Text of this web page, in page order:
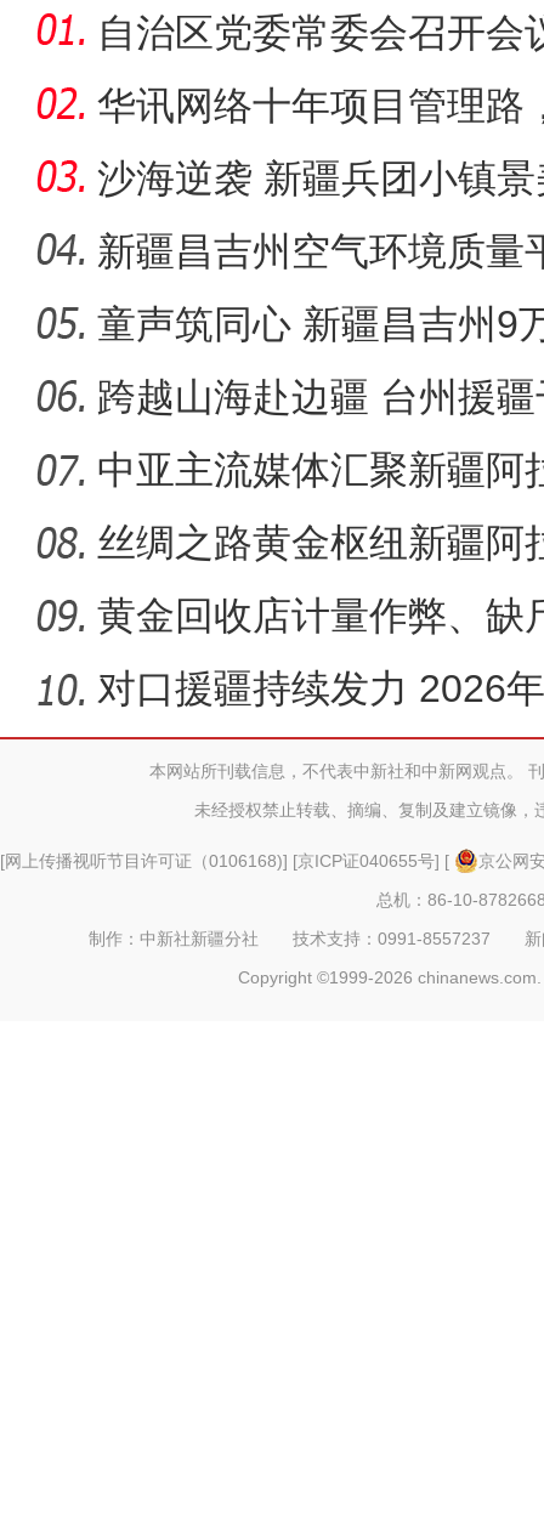
自治区党委常委会召开会
华讯网络十年项目管理路
中的“
沙海逆袭 新疆兵团小镇
新疆昌吉州空气环境质量
测记录
童声筑同心 新疆昌吉州9
唱给你
跨越山海赴边疆 台州援
能受援地
中亚主流媒体汇聚新疆阿
丝绸之路黄金枢纽新疆阿
中心
黄金回收店计量作弊、缺
通报
对口援疆持续发力 2026
航包机抵
本网站所刊载信息，不代表中新社和中新网观点。
未经授权禁止转载、摘编、复制及建立镜像，
[网上传播视听节目许可证（0106168)] [京ICP证040655号] [
京公网
总机：86-10-
制作：中新社新疆分社 技术支持：0991-8557237
Copyright ©1999-2026